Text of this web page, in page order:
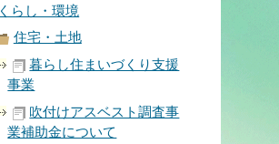
くらし・環境
住宅・土地
暮らし住まいづくり支援
事業
吹付けアスベスト調査事
業補助金について